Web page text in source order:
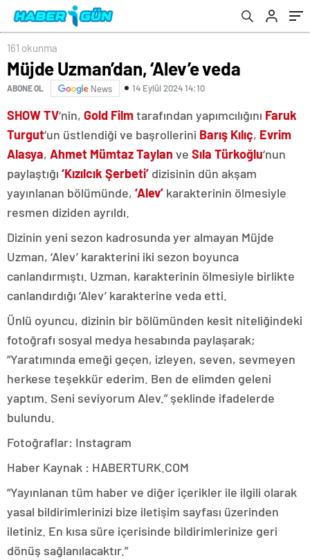
161 okunma
Müjde Uzman’dan, ‘Alev’e veda
ABONE OL News 14 Eylül 2024 14:10
SHOW TV‘nin, Gold Filmtarafından yapımcılığını Faruk
Turgut‘un üstlendiği ve başrollerini Barış Kılıç, Evrim
Alasya, Ahmet Mümtaz Taylan ve Sıla Türkoğlu‘nun
paylaştığı ‘Kızılcık Şerbeti’ dizisinin dün akşam
yayınlanan bölümünde, ‘Alev’ karakterinin ölmesiyle
resmen diziden ayrıldı.
Dizinin yeni sezon kadrosunda yer almayan Müjde
Uzman, ‘Alev’ karakterini iki sezon boyunca
canlandırmıştı. Uzman, karakterinin ölmesiyle birlikte
canlandırdığı ‘Alev’ karakterine veda etti.
Ünlü oyuncu, dizinin bir bölümünden kesit niteliğindeki
fotoğrafı sosyal medya hesabında paylaşarak;
“Yaratımında emeği geçen, izleyen, seven, sevmeyen
herkese teşekkür ederim. Ben de elimden geleni
yaptım. Seni seviyorum Alev.” şeklinde ifadelerde
bulundu.
Fotoğraflar: Instagram
Haber Kaynak : HABERTURK.COM
“Yayınlanan tüm haber ve diğer içerikler ile ilgili olarak
yasal bildirimlerinizi bize iletişim sayfası üzerinden
iletiniz. En kısa süre içerisinde bildirimlerinize geri
dönüş sağlanılacaktır.”